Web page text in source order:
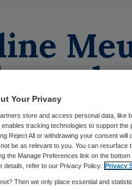
Redactie 12 november
Your Privacy
store and access personal data, like
enables tracking technologies to support
Reject All or withdrawing your consent
be as relevant to you. You can
the Manage Preferences link on the
details, refer to our Privacy Policy.
Privacy
Then we only place essential and